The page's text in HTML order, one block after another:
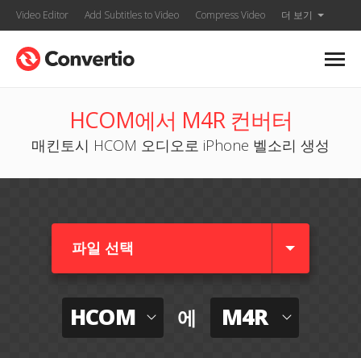
Video Editor Add Subtitles to Video Compress Video 더 보기
HCOM에서 M4R 컨버터
매킨토시 HCOM 오디오로 iPhone 벨소리 생성
파일 선택
HCOM 에 M4R